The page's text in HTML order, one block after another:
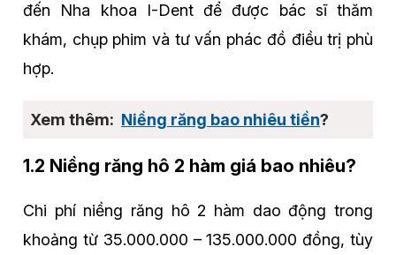
đến Nha khoa I-Dent để được bác sĩ thăm
khám, chụp phim và tư vấn phác đồ điều trị phù
hợp.
Niềng răng bao nhiêu tiền?
1.2 Niềng răng hô 2 hàm giá bao nhiêu?
Chi phí niềng răng hô 2 hàm dao động trong
khoảng từ 35.000.000 – 135.000.000 đồng, tùy